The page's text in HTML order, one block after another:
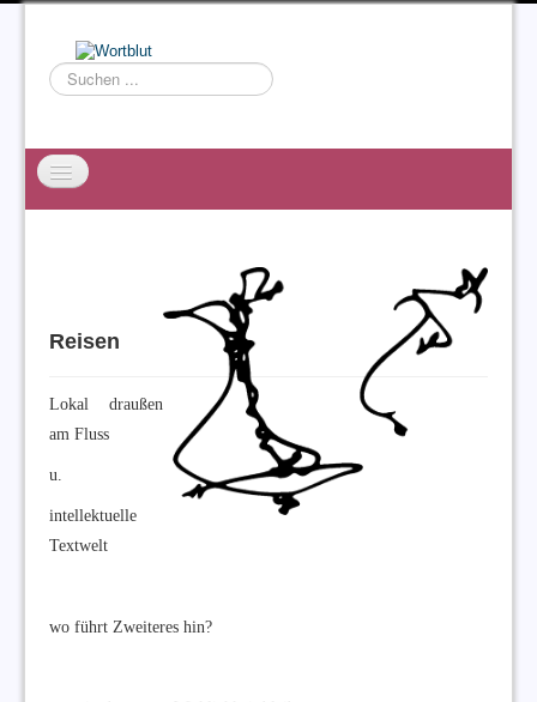
Suchen
...
Acta Litterarum
Reisen
Lokal draußen
am Fluss
u.
intellektuelle
Textwelt
wo führt Zweiteres hin?